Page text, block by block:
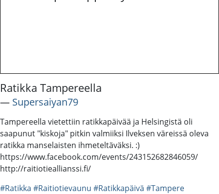
Ratikka Tampereella
― Supersaiyan79
Tampereella vietettiin ratikkapäivää ja Helsingistä oli
saapunut "kiskoja" pitkin valmiiksi Ilveksen väreissä oleva
ratikka manselaisten ihmeteltäväksi. :)
https://www.facebook.com/events/243152682846059/
http://raitiotieallianssi.fi/
#Ratikka #Raitiotievaunu #Ratikkapäivä #Tampere